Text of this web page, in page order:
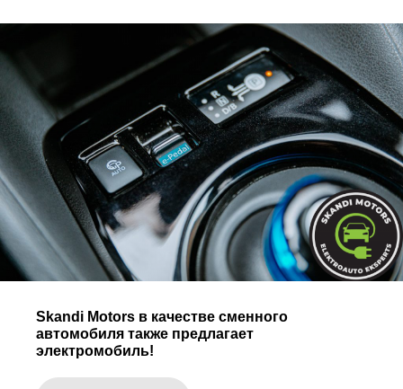
Skandi Motors в качестве сменного
автомобиля также предлагает
электромобиль!